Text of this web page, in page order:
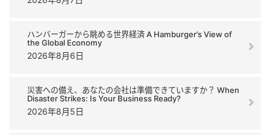
ハンバーガーから眺める世界経済 A Hamburger’s View of
the Global Economy
2026年8月6日
災害への備え、あなたの会社は準備できていますか？ When
Disaster Strikes: Is Your Business Ready?
2026年8月5日